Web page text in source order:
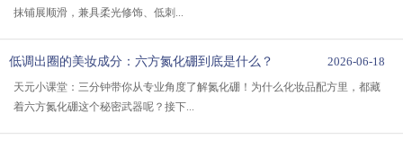
抹铺展顺滑，兼具柔光修饰、低刺...
低调出圈的美妆成分：六方氮化硼到底是什么？ 2026-06-18
天元小课堂：三分钟带你从专业角度了解氮化硼！为什么化妆品配方里，都藏
着六方氮化硼这个秘密武器呢？接下...